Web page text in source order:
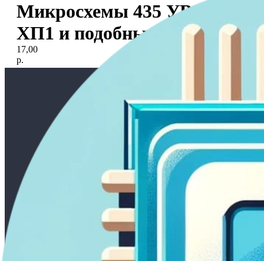
Микросхемы 435 УВ1;
ХП1 и подобных
17,00
р.